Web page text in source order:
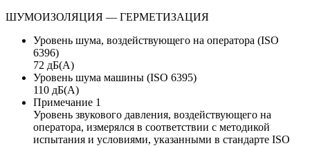
ШУМОИЗОЛЯЦИЯ — ГЕРМЕТИЗАЦИЯ
Уровень шума, воздействующего на оператора (ISO
6396)
72 дБ(А)
Уровень шума машины (ISO 6395)
110 дБ(А)
Примечание 1
Уровень звукового давления, воздействующего на
оператора, измерялся в соответствии с методикой
испытания и условиями, указанными в стандарте ISO